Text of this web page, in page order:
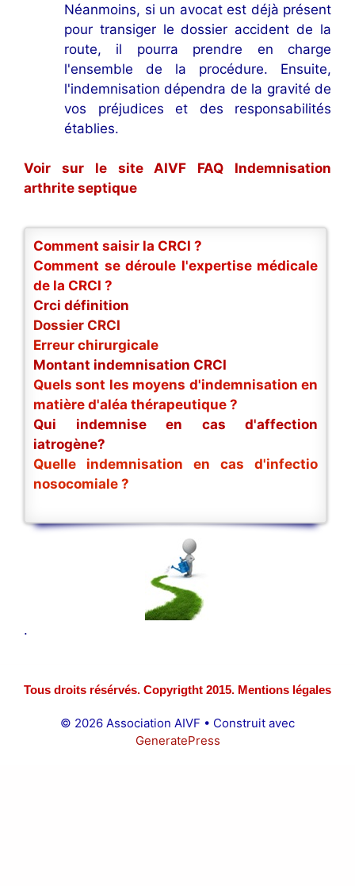
Néanmoins, si un avocat est déjà présent
pour transiger le dossier accident de la
route, il pourra prendre en charge
l'ensemble de la procédure. Ensuite,
l'indemnisation dépendra de la gravité de
vos préjudices et des responsabilités
établies.
Voir sur le site AIVF FAQ Indemnisation
arthrite septique
Comment saisir la CRCI ?
Comment se déroule l'expertise médicale
de la CRCI ?
Crci définition
Dossier CRCI
Erreur chirurgicale
Montant indemnisation CRCI
Quels sont les moyens d'indemnisation en
matière d'aléa thérapeutique ?
Qui indemnise en cas d'affection
iatrogène?
Quelle indemnisation en cas d'infectio
nosocomiale ?
.
Tous droits résérvés. Copyrigtht 2015. Mentions légales
© 2026 Association AIVF • Construit avec
GeneratePress